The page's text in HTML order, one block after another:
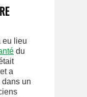
eu lieu
du
a
dans un